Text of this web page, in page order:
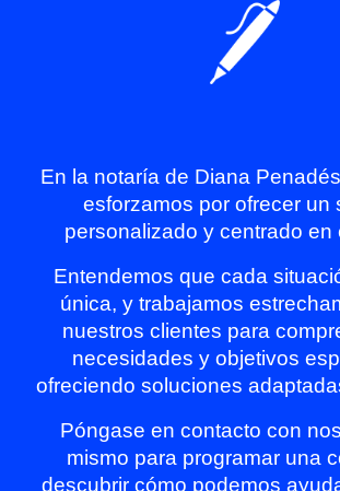
En la notaría de Diana
esforzamos por ofrecer un
personalizado y centrado en
Entendemos que cada
única, y trabajamos
nuestros clientes para
necesidades y objetivos
ofreciendo soluciones
Póngase en contacto con
mismo para programar una
descubrir cómo podemos